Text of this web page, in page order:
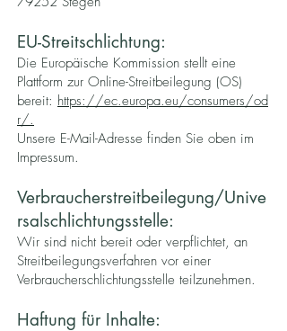
EU-Streitschlichtung:
Die Europäische Kommission stellt eine
Plattform zur Online-Streitbeilegung (OS)
bereit: https://ec.europa.eu/consumers/od
r/.
Unsere E-Mail-Adresse finden Sie oben im
Impressum.
Verbraucherstreitbeilegung/Unive
rsalschlichtungsstelle:
Wir sind nicht bereit oder verpflichtet, an
Streitbeilegungsverfahren vor einer
Verbraucherschlichtungsstelle teilzunehmen.
Haftung für Inhalte: